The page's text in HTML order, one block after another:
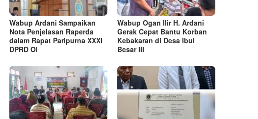
Wabup Ardani Sampaikan
Nota Penjelasan Raperda
dalam Rapat Paripurna XXXI
DPRD OI
Wabup Ogan Ilir H. Ardani
Gerak Cepat Bantu Korban
Kebakaran di Desa Ibul
Besar III